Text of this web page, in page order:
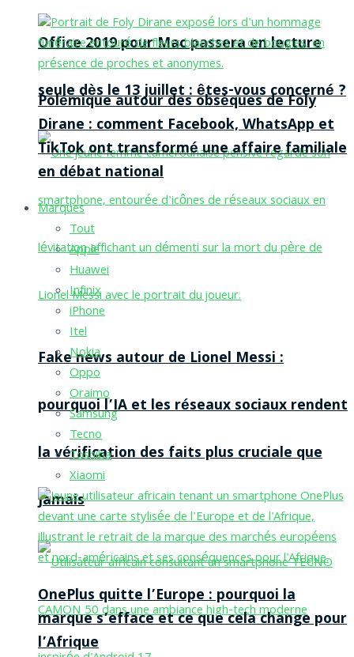
Office 2019 pour Mac passera en lecture
seule dès le 13 juillet : êtes-vous concerné ?
Fake news autour de Lionel Messi :
pourquoi l’IA et les réseaux sociaux rendent
la vérification des faits plus cruciale que
jamais
Polémique autour des obsèques de Foly
Dirane : comment Facebook, WhatsApp et
TikTok ont transformé une affaire familiale
en débat national
Marques
Tout
Apple
Huawei
Infinix
iPhone
Itel
Nokia
Oppo
Oraimo
Samsung
Tecno
Toshiba
Xiaomi
OnePlus quitte l’Europe : pourquoi la
marque s’efface et ce que cela change pour
l’Afrique